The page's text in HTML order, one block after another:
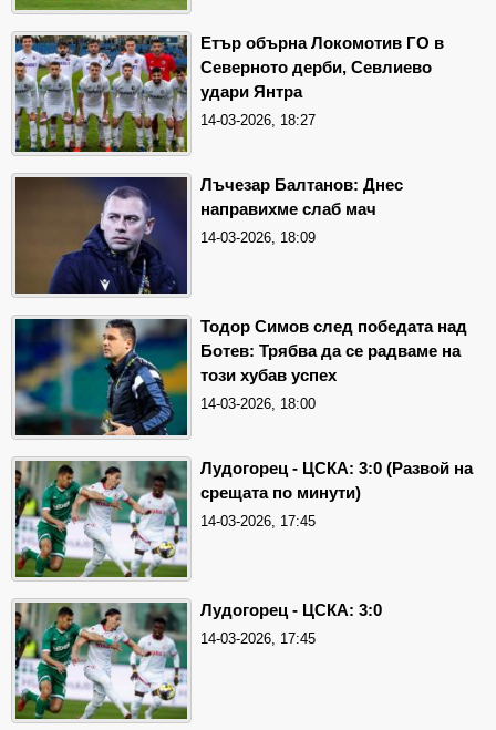
Етър обърна Локомотив ГО в
Северното дерби, Севлиево
удари Янтра
14-03-2026, 18:27
Лъчезар Балтанов: Днес
направихме слаб мач
14-03-2026, 18:09
Тодор Симов след победата над
Ботев: Трябва да се радваме на
този хубав успех
14-03-2026, 18:00
Лудогорец - ЦСКА: 3:0 (Развой на
срещата по минути)
14-03-2026, 17:45
Лудогорец - ЦСКА: 3:0
14-03-2026, 17:45